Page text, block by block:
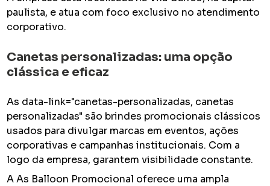
paulista, e atua com foco exclusivo no atendimento
corporativo.
Canetas personalizadas: uma opção
clássica e eficaz
As data-link="canetas-personalizadas, canetas
personalizadas" são brindes promocionais clássicos
usados para divulgar marcas em eventos, ações
corporativas e campanhas institucionais. Com a
logo da empresa, garantem visibilidade constante.
A As Balloon Promocional oferece uma ampla